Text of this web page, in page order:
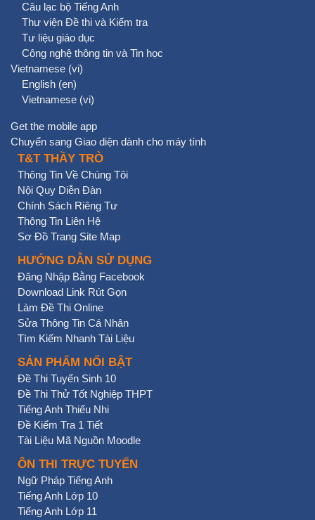
Câu lạc bộ Tiếng Anh
Thư viện Đề thi và Kiểm tra
Tư liệu giáo dục
Công nghệ thông tin và Tin học
Vietnamese ‎(vi)‎
English ‎(en)‎
Vietnamese ‎(vi)‎
Get the mobile app
Chuyển sang Giao diện dành cho máy tính
T&T THẦY TRÒ
Thông Tin Về Chúng Tôi
Nội Quy Diễn Đàn
Chính Sách Riêng Tư
Thông Tin Liên Hệ
Sơ Đồ Trang Site Map
HƯỚNG DẪN SỬ DỤNG
Đăng Nhập Bằng Facebook
Download Link Rút Gọn
Làm Đề Thi Online
Sửa Thông Tin Cá Nhân
Tìm Kiếm Nhanh Tài Liệu
SẢN PHẨM NỔI BẬT
Đề Thi Tuyển Sinh 10
Đề Thi Thử Tốt Nghiệp THPT
Tiếng Anh Thiếu Nhi
Đề Kiểm Tra 1 Tiết
Tài Liệu Mã Nguồn Moodle
ÔN THI TRỰC TUYẾN
Ngữ Pháp Tiếng Anh
Tiếng Anh Lớp 10
Tiếng Anh Lớp 11